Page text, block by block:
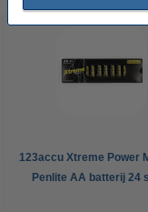
123accu Xtreme Power
Penlite AA batterij 24